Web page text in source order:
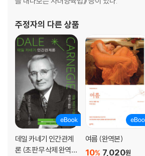
주정자의 다른 상품
데일 카네기 인간관계
론 (초판 무삭제 완역
여름 (완역본)
7,020원
10%